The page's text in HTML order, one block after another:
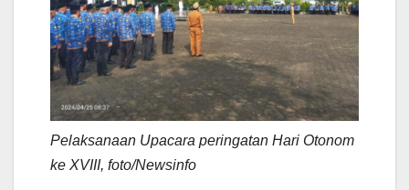
Pelaksanaan Upacara peringatan Hari Otonom
ke XVIII, foto/Newsinfo